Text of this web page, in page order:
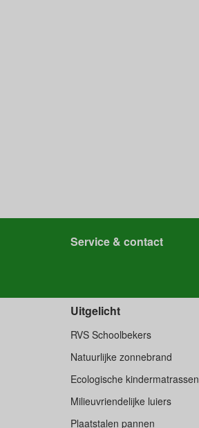
Service & contact
Uitgelicht
RVS Schoolbekers
Natuurlijke zonnebrand
Ecologische kindermatrassen
Milieuvriendelijke luiers
Plaatstalen pannen